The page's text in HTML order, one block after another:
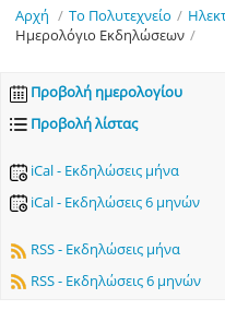
Αρχή / Το Πολυτεχνείο /
Ημερολόγιο Εκδηλώσεων /
Προβολή ημερολογίου
Προβολή λίστας
iCal - Εκδηλώσεις μήνα
iCal - Εκδηλώσεις 6 μηνών
RSS - Εκδηλώσεις μήνα
RSS - Εκδηλώσεις 6 μηνών